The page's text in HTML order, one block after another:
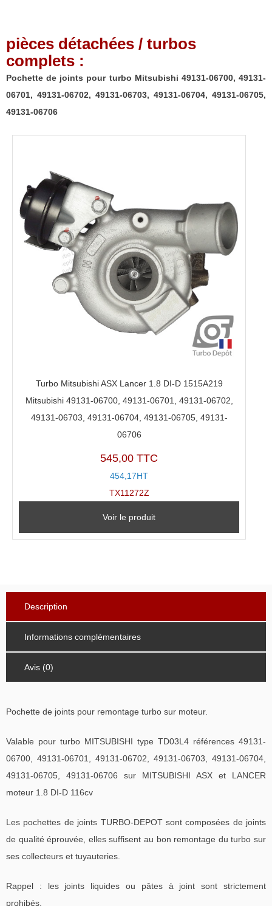
pièces détachées / turbos
complets :
Pochette de joints pour turbo Mitsubishi 49131-06700, 49131-
06701, 49131-06702, 49131-06703, 49131-06704, 49131-06705,
49131-06706
Turbo Mitsubishi ASX Lancer 1.8 DI-D 1515A219
Mitsubishi 49131-06700, 49131-06701, 49131-06702,
49131-06703, 49131-06704, 49131-06705, 49131-
06706
545,00 TTC
454,17HT
TX11272Z
Voir le produit
Description
Informations complémentaires
Avis (0)
Pochette de joints pour remontage turbo sur moteur.
Valable pour turbo MITSUBISHI type TD03L4 références 49131-
06700, 49131-06701, 49131-06702, 49131-06703, 49131-06704,
49131-06705, 49131-06706 sur MITSUBISHI ASX et LANCER
moteur 1.8 DI-D 116cv
Les pochettes de joints TURBO-DEPOT sont composées de joints
de qualité éprouvée, elles suffisent au bon remontage du turbo sur
ses collecteurs et tuyauteries.
Rappel : les joints liquides ou pâtes à joint sont strictement
prohibés.